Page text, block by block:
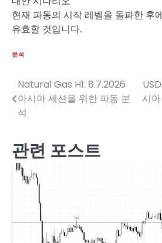
현재 파동의 시작 레벨을 돌파한 후
유효할 것입니다.
분석
글
탐
Natural Gas H1: 8.7.2026
아시아 세션을 위한 파동 분
석
시
관련 포스트